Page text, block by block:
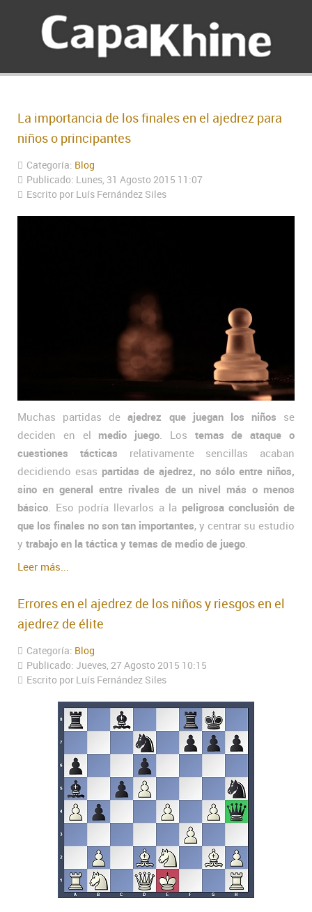
La importancia de los finales en el ajedrez para
niños o principantes
Categoría: Blog
Publicado: Lunes, 31 Agosto 2015 11:07
Escrito por Luís Fernández Siles
Muchas partidas deajedrez que juegan los niños se
deciden en el medio juego . Los temas de ataque o
cuestiones tácticas relativamente sencillas acaban
decidiendo esas partidas de ajedrez, no sólo entre niños,
sino en general entre rivales de un nivel más o menos
básico . Eso podría llevarlos a la peligrosa conclusión de
que los finales no son tan importantes, y centrar su estudio
y trabajo en la táctica y temas de medio de juego
Leer más...
Errores en el ajedrez de los niños y riesgos en el
ajedrez de élite
Categoría: Blog
Publicado: Jueves, 27 Agosto 2015 10:15
Escrito por Luís Fernández Siles